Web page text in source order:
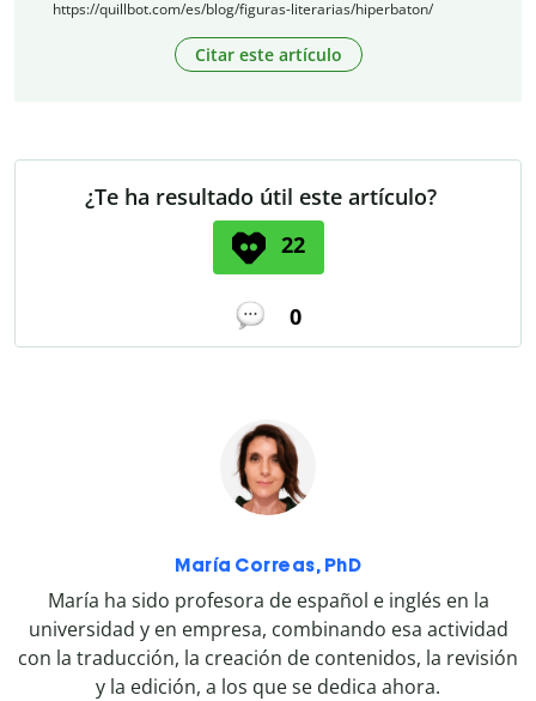
https://quillbot.com/es/blog/figuras-literarias/hiperbaton/
Citar este artículo
¿Te ha resultado útil este artículo?
22
0
María Correas, PhD
María ha sido profesora de español e inglés en la
universidad y en empresa, combinando esa actividad
con la traducción, la creación de contenidos, la revisión
y la edición, a los que se dedica ahora.